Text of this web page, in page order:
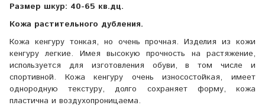
Размер шкур: 40-65 кв.дц.
Кожа растительного дубления.
Кожа кенгуру тонкая, но очень прочная. Изделия из кожи
кенгуру легкие. Имея высокую прочность на растяжение,
используется для изготовления обуви, в том числе и
спортивной. Кожа кенгуру очень износостойкая, имеет
однородную текстуру, долго сохраняет форму, кожа
пластична и воздухопроницаема.